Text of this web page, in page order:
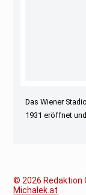
Das Wiener
1931 eröffnet
© 2026 Redaktion
Michalek.at